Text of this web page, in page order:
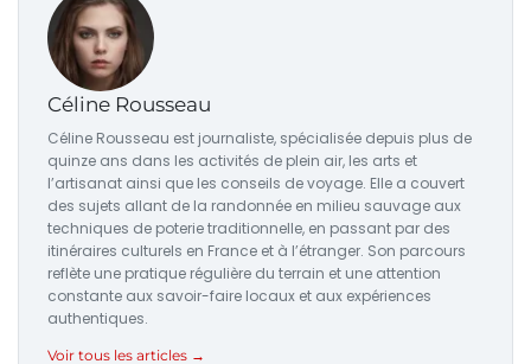
Céline Rousseau
Céline Rousseau est journaliste, spécialisée depuis plus de
quinze ans dans les activités de plein air, les arts et
l’artisanat ainsi que les conseils de voyage. Elle a couvert
des sujets allant de la randonnée en milieu sauvage aux
techniques de poterie traditionnelle, en passant par des
itinéraires culturels en France et à l’étranger. Son parcours
reflète une pratique régulière du terrain et une attention
constante aux savoir-faire locaux et aux expériences
authentiques.
Voir tous les articles →